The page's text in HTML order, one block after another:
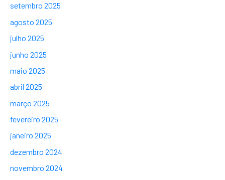
setembro 2025
agosto 2025
julho 2025
junho 2025
maio 2025
abril 2025
março 2025
fevereiro 2025
janeiro 2025
dezembro 2024
novembro 2024